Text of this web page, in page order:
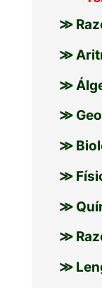
≫
≫
≫
≫
≫
≫
≫
≫
≫